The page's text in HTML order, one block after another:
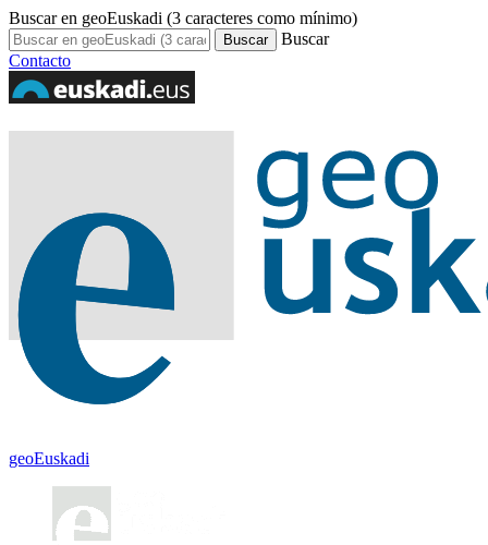
Buscar en geoEuskadi (3 caracteres como mínimo)
Buscar
Contacto
geoEuskadi